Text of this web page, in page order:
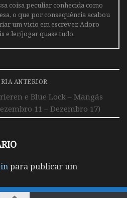
coisa peculiar conhecida como
o que por consequência acabou
um vicio em escrever. Adoro
e ler/jogar quase tudo.
ANTERIOR
e Blue Lock – Mangás
11 – Dezembro 17)
para publicar um